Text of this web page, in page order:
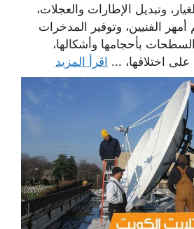
وتبديل الإطارات والعجلات،
أمهر الفنيين، وتوفير المدخرات
بأحجامها وأشكالها،
اختلافها، ... اقرأ المزيد